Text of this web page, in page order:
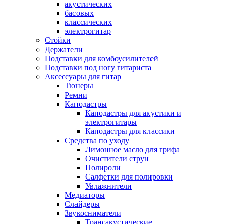
акустических
басовых
классических
электрогитар
Стойки
Держатели
Подставки для комбоусилителей
Подставки под ногу гитариста
Аксессуары для гитар
Тюнеры
Ремни
Каподастры
Каподастры для акустики и
электрогитары
Каподастры для классики
Средства по уходу
Лимонное масло для грифа
Очистители струн
Полироли
Салфетки для полировки
Увлажнители
Медиаторы
Слайдеры
Звукосниматели
Трансакустические